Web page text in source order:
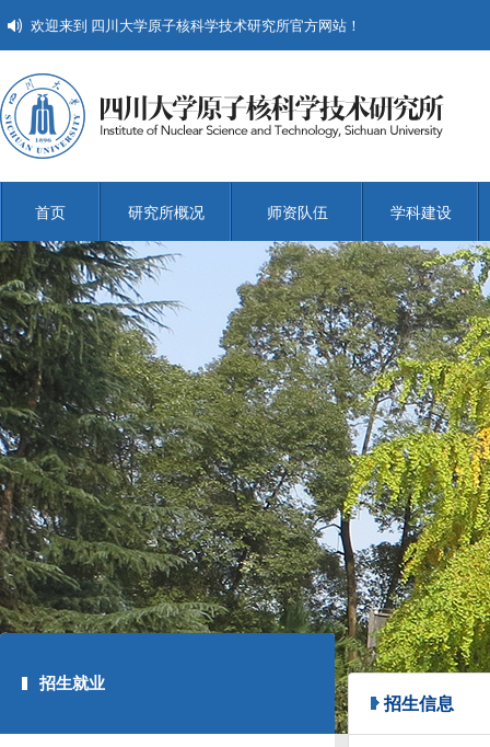
欢迎来到 四川大学原子核科学技术研究所官方网站！
首页 研究所概况 师资队伍 学科建设
招生就业
招生信息